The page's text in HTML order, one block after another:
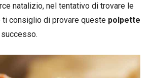
natalizio, nel tentativo di trovare le
consiglio di provare queste polpette